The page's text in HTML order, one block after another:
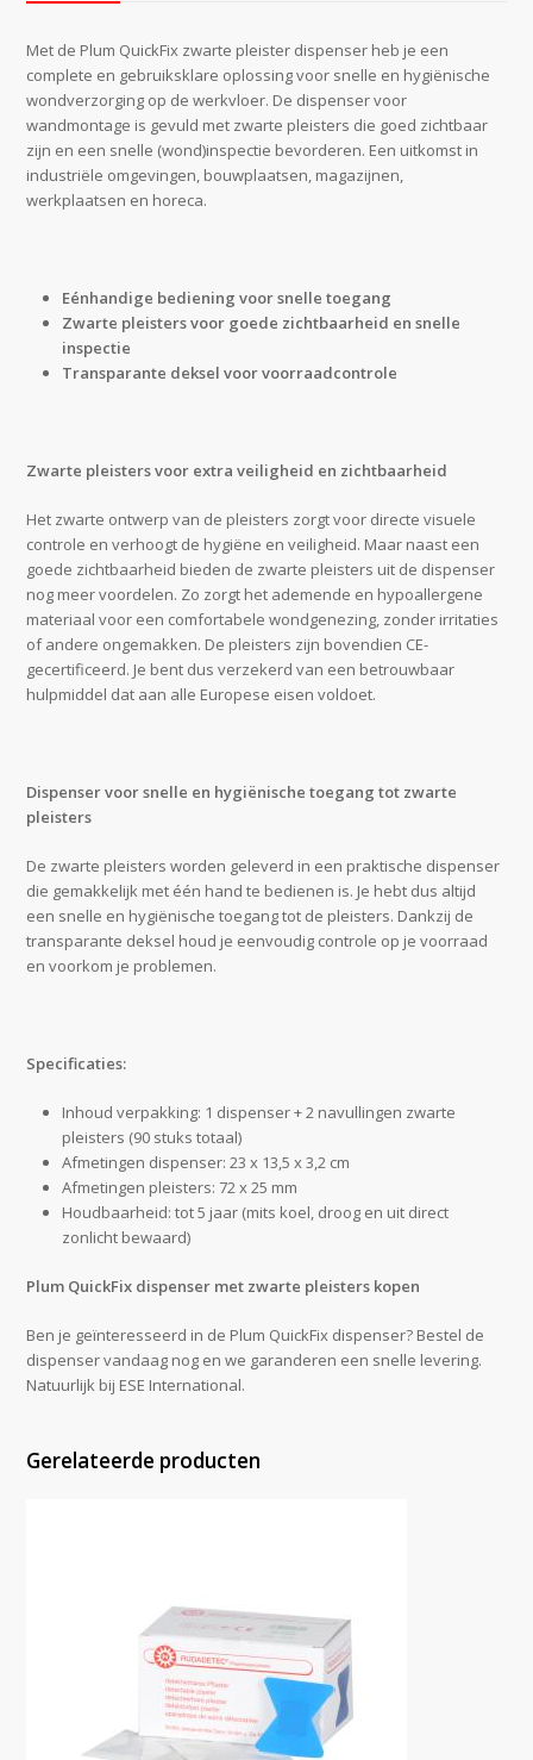
Met de Plum QuickFix zwarte pleister dispenser heb je een
complete en gebruiksklare oplossing voor snelle en hygiënische
wondverzorging op de werkvloer. De dispenser voor
wandmontage is gevuld met zwarte pleisters die goed zichtbaar
zijn en een snelle (wond)inspectie bevorderen. Een uitkomst in
industriële omgevingen, bouwplaatsen, magazijnen,
werkplaatsen en horeca.
Eénhandige bediening voor snelle toegang
Zwarte pleisters voor goede zichtbaarheid en snelle
inspectie
Transparante deksel voor voorraadcontrole
Zwarte pleisters voor extra veiligheid en zichtbaarheid
Het zwarte ontwerp van de pleisters zorgt voor directe visuele
controle en verhoogt de hygiëne en veiligheid. Maar naast een
goede zichtbaarheid bieden de zwarte pleisters uit de dispenser
nog meer voordelen. Zo zorgt het ademende en hypoallergene
materiaal voor een comfortabele wondgenezing, zonder irritaties
of andere ongemakken. De pleisters zijn bovendien CE-
gecertificeerd. Je bent dus verzekerd van een betrouwbaar
hulpmiddel dat aan alle Europese eisen voldoet.
Dispenser voor snelle en hygiënische toegang tot zwarte
pleisters
De zwarte pleisters worden geleverd in een praktische dispenser
die gemakkelijk met één hand te bedienen is. Je hebt dus altijd
een snelle en hygiënische toegang tot de pleisters. Dankzij de
transparante deksel houd je eenvoudig controle op je voorraad
en voorkom je problemen.
Specificaties:
Inhoud verpakking: 1 dispenser + 2 navullingen zwarte
pleisters (90 stuks totaal)
Afmetingen dispenser: 23 x 13,5 x 3,2 cm
Afmetingen pleisters: 72 x 25 mm
Houdbaarheid: tot 5 jaar (mits koel, droog en uit direct
zonlicht bewaard)
Plum QuickFix dispenser met zwarte pleisters kopen
Ben je geïnteresseerd in de Plum QuickFix dispenser? Bestel de
dispenser vandaag nog en we garanderen een snelle levering.
Natuurlijk bij ESE International.
Gerelateerde producten